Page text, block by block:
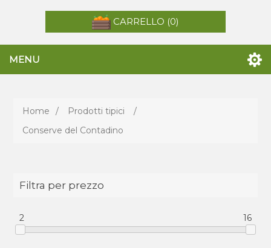
CARRELLO (0)
MENU
Home / Prodotti tipici
/
Conserve del Contadino
Filtra per prezzo
2 16